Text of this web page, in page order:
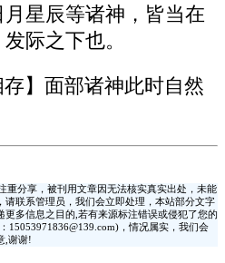
星辰等诸神，皆当在
际之下也。
存】面部诸神此时自然
重分享，被刊用文章因无法核实真实出处，未能
请联系管理员，我们会立即处理，本站部分文字
多信息之目的,若有来源标注错误或侵犯了您的
15053971836@139.com)，情况属实，我们会
,谢谢!